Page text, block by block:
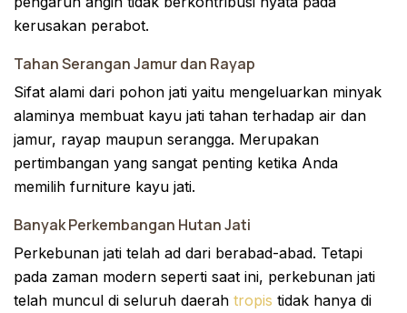
kerusakan perabot.
Tahan Serangan Jamur dan Rayap
Sifat alami dari pohon jati yaitu mengeluarkan minyak
alaminya membuat kayu jati tahan terhadap air dan
jamur, rayap maupun serangga. Merupakan
pertimbangan yang sangat penting ketika Anda
memilih furniture kayu jati.
Banyak Perkembangan Hutan Jati
Perkebunan jati telah ad dari berabad-abad. Tetapi
pada zaman modern seperti saat ini, perkebunan jati
telah muncul di seluruh daerah tropis tidak hanya di